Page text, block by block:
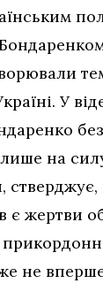
У
на
є жертви
не